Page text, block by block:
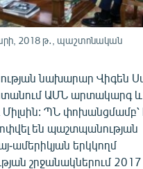
2018 թ․, պաշտոնական
նախարար Վիգեն
ԱՄՆ արտակարգ և
ՊՆ
են պաշտպանության
ամերիկյան երկկողմ
շրջանակներում 2017